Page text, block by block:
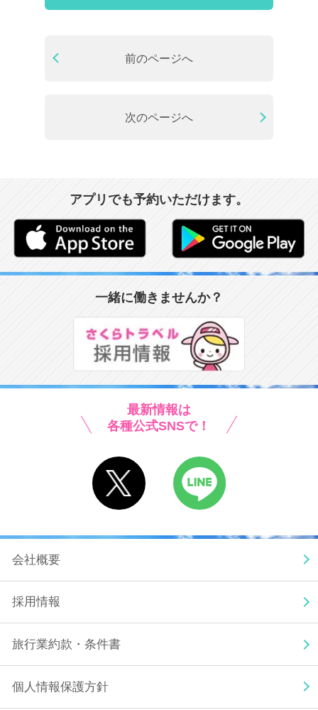
前のページへ
次のページへ
アプリでも予約いただけます。
一緒に働きませんか？
最新情報は
各種公式SNSで！
X LINE
会社概要
採用情報
旅行業約款・条件書
個人情報保護方針